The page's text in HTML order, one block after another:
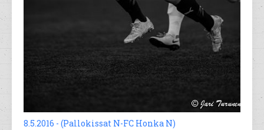
8.5.2016 - (Pallokissat N-FC Honka N)